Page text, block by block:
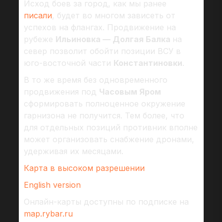
Исход боев за город, как мы ранее
писали, будет во многом зависеть от
успехов на флангах. Продвижение на
рубеже Ильиновка — Долгая Балка на
север позволит обойти позиции ВСУ в
юго-восточной части Константиновки.
В то же время без одновременного
продвижения под Часовым Яром
сформировать полноценное окружение
гарнизона не получится. Тем более, что
для отдельных позиций противник вполне
может организовать снабжение дронами,
удерживая их месяцами.
Карта в высоком разрешении
English version
Онлайн-карты доступны по подписке на
map.rybar.ru